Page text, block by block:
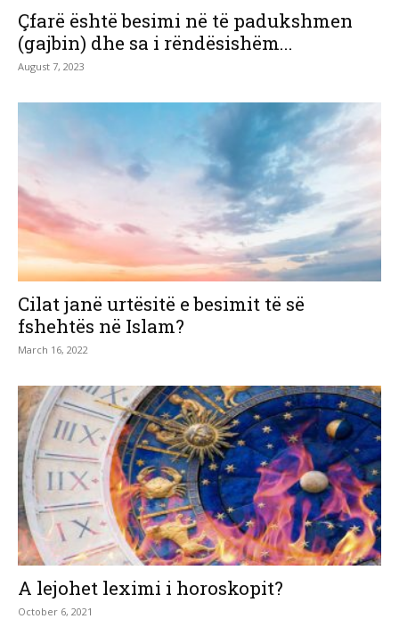
Çfarë është besimi në të padukshmen
(gajbin) dhe sa i rëndësishëm...
August 7, 2023
Cilat janë urtësitë e besimit të së
fshehtës në Islam?
March 16, 2022
A lejohet leximi i horoskopit?
October 6, 2021